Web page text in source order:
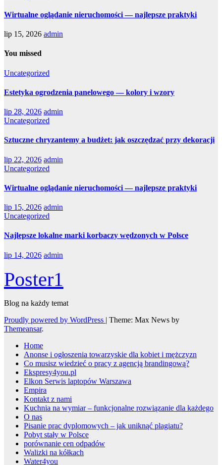
Wirtualne oglądanie nieruchomości — najlepsze praktyki
lip 15, 2026 admin
You missed
Uncategorized
Estetyka ogrodzenia panelowego — kolory i wzory
lip 28, 2026 admin
Uncategorized
Sztuczne chryzantemy a budżet: jak oszczędzać przy dekoracji
lip 22, 2026 admin
Uncategorized
Wirtualne oglądanie nieruchomości — najlepsze praktyki
lip 15, 2026 admin
Uncategorized
Najlepsze lokalne marki korbaczy wędzonych w Polsce
lip 14, 2026 admin
Poster1
Blog na każdy temat
Proudly powered by WordPress | Theme: Max News by
Themeansar.
Home
Anonse i ogłoszenia towarzyskie dla kobiet i mężczyzn
Co musisz wiedzieć o pracy z agencją brandingową?
Ekspresy4you.pl
Elkon Serwis laptopów Warszawa
Empira
Kontakt z nami
Kuchnia na wymiar – funkcjonalne rozwiązanie dla każdego
O nas
Pisanie prac dyplomowych – jak uniknąć plagiatu?
Pobyt stały w Polsce
porównanie cen odpadów
Walizki na kółkach
Water4you